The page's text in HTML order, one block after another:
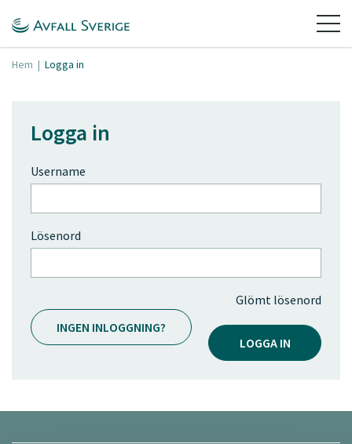
Hem | Logga in
Logga in
Username
Lösenord
Glömt lösenord
INGEN INLOGGNING?
LOGGA IN